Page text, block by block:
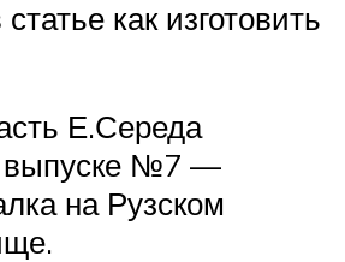
как изготовить
Е.Середа
выпуске №7 —
на Рузском